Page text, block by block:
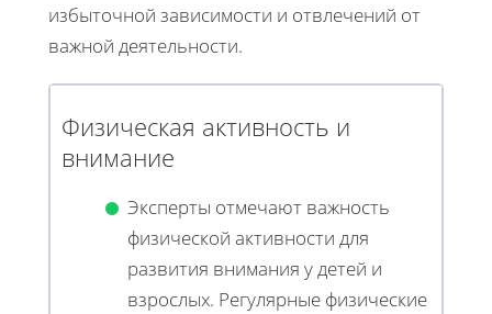
избыточной зависимости и отвлечений от
важной деятельности.
Физическая активность и
внимание
Эксперты отмечают важность
физической активности для
развития внимания у детей и
взрослых. Регулярные физические